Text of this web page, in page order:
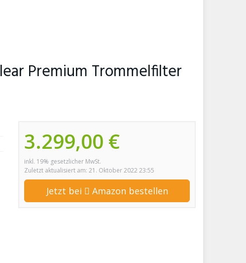
Premium Trommelfilter
3.299,00 €
inkl. 19% gesetzlicher MwSt.
Zuletzt aktualisiert am: 21. Oktober 2022 23:55
Jetzt bei Amazon bestellen